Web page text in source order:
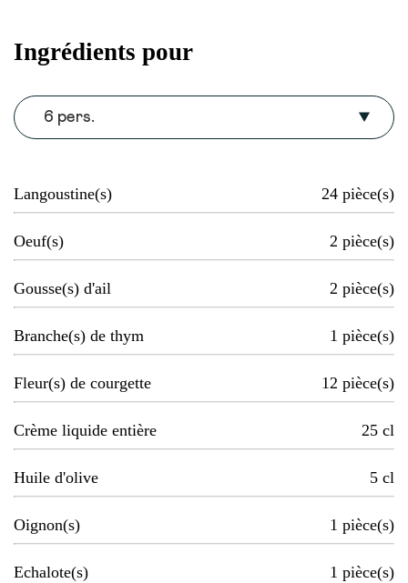
Ingrédients pour
6 pers.
Langoustine(s) 24 pièce(s)
Oeuf(s) 2 pièce(s)
Gousse(s) d'ail 2 pièce(s)
Branche(s) de thym 1 pièce(s)
Fleur(s) de courgette 12 pièce(s)
Crème liquide entière 25 cl
Huile d'olive 5 cl
Oignon(s) 1 pièce(s)
Echalote(s) 1 pièce(s)